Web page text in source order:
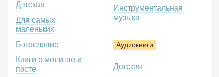
Детская
Для самых
маленьких
Богословие
Книги о молитве и
посте
Инструментальная
музыка
Аудиокниги
Детская